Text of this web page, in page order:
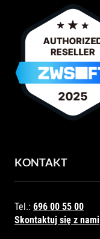
KONTAKT
Tel.: 696 00 55 00
Skontaktuj się z nami